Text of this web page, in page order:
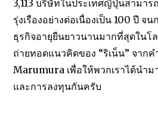
3,113 บริษัทในประเทศญี่ปุ่นสามาร
รุ่งเรืองอย่างต่อเนื่องเป็น 100 ปี จ
ธุรกิจอายุยืนยาวนานมากที่สุดในโ
ถ่ายทอดแนวคิดของ “ริเน็น” จาก
Marumura เพื่อให้พวกเราได้นำ
และการลงทุนกันครับ